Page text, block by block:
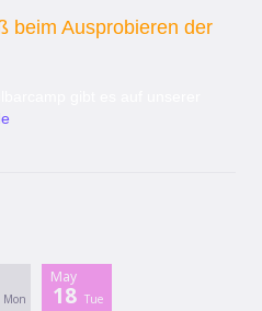
beim Ausprobieren der
Mon
May
18 Tue